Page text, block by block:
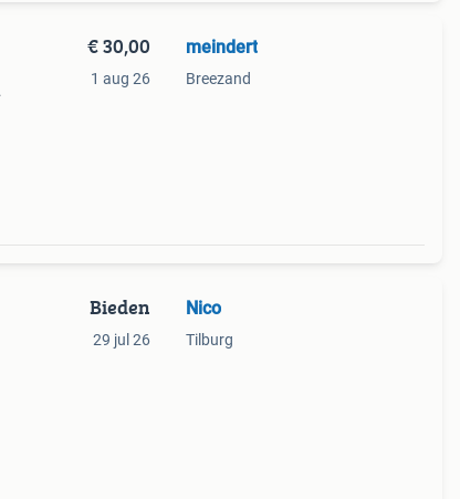
€ 30,00
1 aug 26
meindert
Breezand
Bieden
29 jul 26
Nico
Tilburg